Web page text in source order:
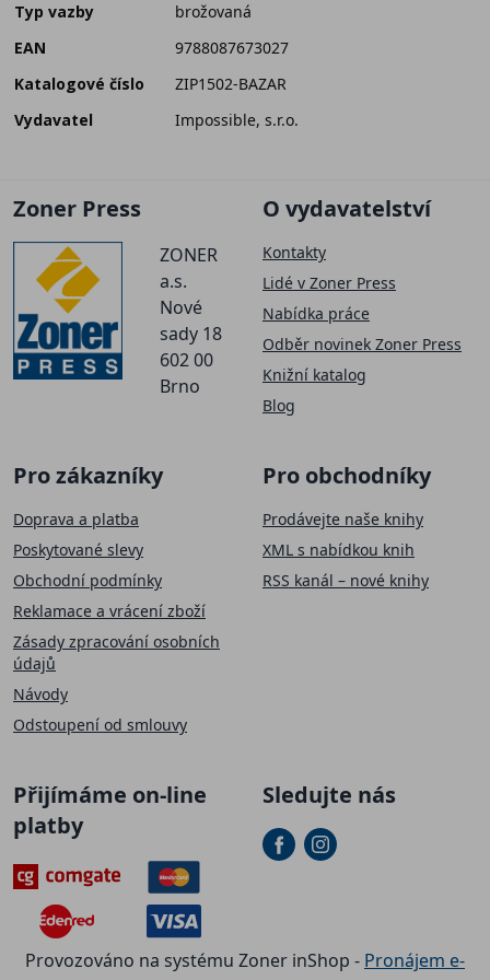
Typ vazby
brožovaná
EAN
9788087673027
Katalogové číslo
ZIP1502-BAZAR
Vydavatel
Impossible, s.r.o.
Zoner Press
ZONER
a.s.
Nové
sady 18
602 00
Brno
O vydavatelství
Kontakty
Lidé v Zoner Press
Nabídka práce
Odběr novinek Zoner Press
Knižní katalog
Blog
Pro zákazníky
Doprava a platba
Poskytované slevy
Obchodní podmínky
Reklamace a vrácení zboží
Zásady zpracování osobních
údajů
Návody
Odstoupení od smlouvy
Pro obchodníky
Prodávejte naše knihy
XML s nabídkou knih
RSS kanál – nové knihy
Přijímáme on-line
platby
Sledujte nás
Provozováno na systému Zoner inShop - Pronájem e-